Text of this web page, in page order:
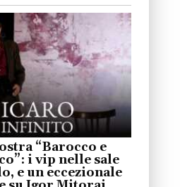
“Barocco e
i vip nelle sale
e un eccezionale